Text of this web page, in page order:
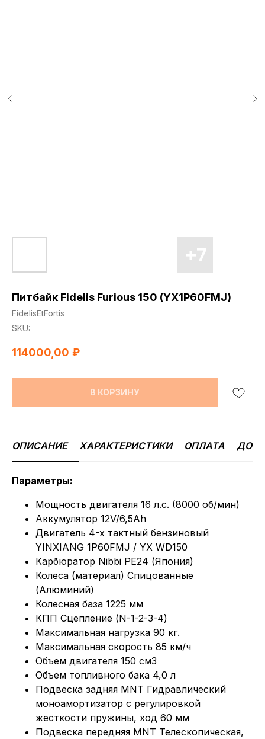
Питбайк Fidelis Furious 150 (YX1P60FMJ)
FidelisEtFortis
SKU:
114000,00 ₽
В КОРЗИНУ
ОПИСАНИЕ ХАРАКТЕРИСТИКИ ОПЛАТА
Параметры:
Мощность двигателя 16 л.с. (8000 об/мин)
Аккумулятор 12V/6,5Ah
Двигатель 4-х тактный бензиновый
YINXIANG 1P60FMJ / YX WD150
Карбюратор Nibbi PE24 (Япония)
Колеса (материал) Cпицованные
(Алюминий)
Колесная база 1225 мм
КПП Сцепление (N-1-2-3-4)
Максимальная нагрузка 90 кг.
Максимальная скорость 85 км/ч
Объем двигателя 150 см3
Объем топливного бака 4,0 л
Подвеска задняя MNT Гидравлический
моноамортизатор с регулировкой
жесткости пружины, ход 60 мм
Подвеска передняя MNT Телескопическая,